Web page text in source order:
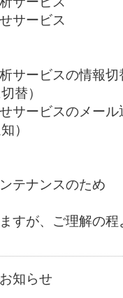
サービス
析サービスの情
替）
サービスのメ
）
テナンスのため
すが、ご理解の
知らせ